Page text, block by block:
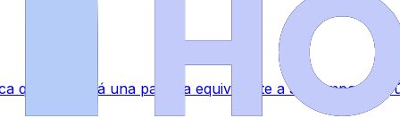
que ocupará una parcela equivalente a 35 campos de